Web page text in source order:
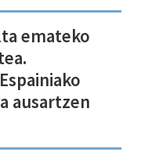
emateko
ausartzen